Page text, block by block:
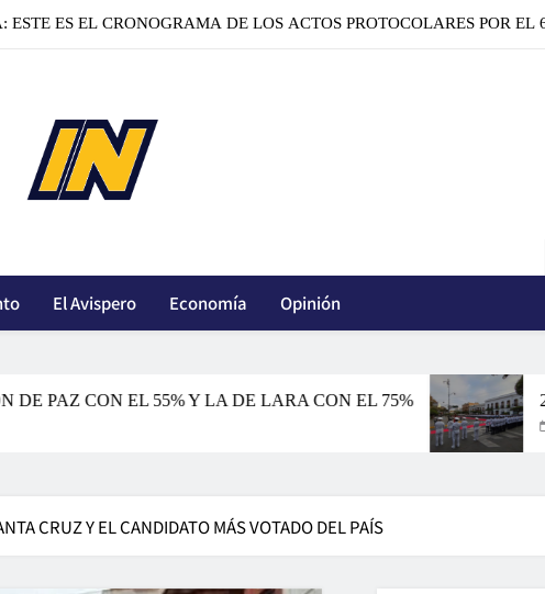
ES EL CRONOGRAMA DE LOS ACTOS PROTOCOLARES POR EL
LA FUGA DE DOS PELIGROSOS BRASILEÑOS DE LA CÁRCEL
EJE TRONCAL DESAPRUEBA LA GESTIÓN DE PAZ CON EL 55% Y LA
61% CREE QUE BOLIVIA VA POR EL RUMBO INCORRECTO;
LA FUGA DE DOS PELIGROSOS BRASILEÑOS DE LA CÁRCEL
El Avispero Economía Opinión
CON EL 55% Y LA DE LARA CON EL 75% 201
Agosto
CRUZ Y EL CANDIDATO MÁS VOTADO DEL PAÍS